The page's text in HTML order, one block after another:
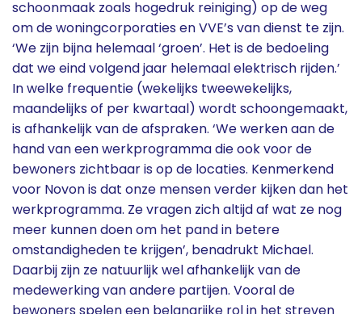
schoonmaak zoals hogedruk reiniging) op de weg
om de woningcorporaties en VVE’s van dienst te zijn.
‘We zijn bijna helemaal ‘groen’. Het is de bedoeling
dat we eind volgend jaar helemaal elektrisch rijden.’
In welke frequentie (wekelijks tweewekelijks,
maandelijks of per kwartaal) wordt schoongemaakt,
is afhankelijk van de afspraken. ‘We werken aan de
hand van een werkprogramma die ook voor de
bewoners zichtbaar is op de locaties. Kenmerkend
voor Novon is dat onze mensen verder kijken dan het
werkprogramma. Ze vragen zich altijd af wat ze nog
meer kunnen doen om het pand in betere
omstandigheden te krijgen’, benadrukt Michael.
Daarbij zijn ze natuurlijk wel afhankelijk van de
medewerking van andere partijen. Vooral de